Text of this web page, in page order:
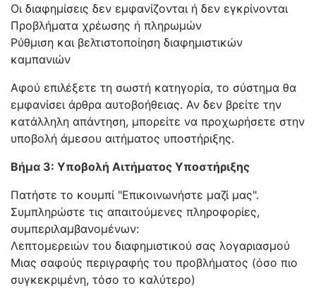
Οι διαφημίσεις δεν εμφανίζονται ή δεν εγκρίνονται
Προβλήματα χρέωσης ή πληρωμών
Ρύθμιση και βελτιστοποίηση διαφημιστικών
καμπανιών
Αφού επιλέξετε τη σωστή κατηγορία, το σύστημα θα
εμφανίσει άρθρα αυτοβοήθειας. Αν δεν βρείτε την
κατάλληλη απάντηση, μπορείτε να προχωρήσετε στην
υποβολή άμεσου αιτήματος υποστήριξης.
Βήμα 3: Υποβολή Αιτήματος Υποστήριξης
Πατήστε το κουμπί "Επικοινωνήστε μαζί μας".
Συμπληρώστε τις απαιτούμενες πληροφορίες,
συμπεριλαμβανομένων:
Λεπτομερειών του διαφημιστικού σας λογαριασμού
Μιας σαφούς περιγραφής του προβλήματος (όσο πιο
συγκεκριμένη, τόσο το καλύτερο)